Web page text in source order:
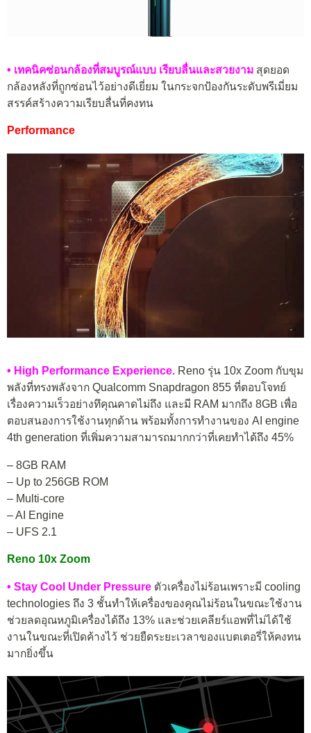
• เทคนิคซ่อนกล้องที่สมบูรณ์แบบ เรียบลื่นและสวยงาม สุดยอด
กล้องหลังที่ถูกซ่อนไว้อย่างดีเยี่ยม ในกระจกป้องกันระดับพรีเมี่ยม
สรรค์สร้างความเรียบลื่นที่คงทน
Performance
• High Performance Experience. Reno รุ่น 10x Zoom กับขุม
พลังที่ทรงพลังจาก Qualcomm Snapdragon 855 ที่ตอบโจทย์
เรื่องความเร็วอย่างทึคุณคาดไม่ถึง และมี RAM มากถึง 8GB เพื่อ
ตอบสนองการใช้งานทุกด้าน พร้อมทั้งการทำงานของ AI engine
4th generation ที่เพิ่มความสามารถมากกว่าที่เคยทำได้ถึง 45%
– 8GB RAM
– Up to 256GB ROM
– Multi-core
– AI Engine
– UFS 2.1
Reno 10x Zoom
• Stay Cool Under Pressure ตัวเครื่องไม่ร้อนเพราะมี cooling
technologies ถึง 3 ชั้นทำให้เครื่องของคุณไม่ร้อนในขณะใช้งาน
ช่วยลดอุณหภูมิเครื่องได้ถึง 13% และช่วยเคลียร์แอพที่ไม่ได้ใช้
งานในขณะที่เปิดค้างไว้ ช่วยยืดระยะเวลาของแบตเตอรี่ให้คงทน
มากยิ่งขึ้น